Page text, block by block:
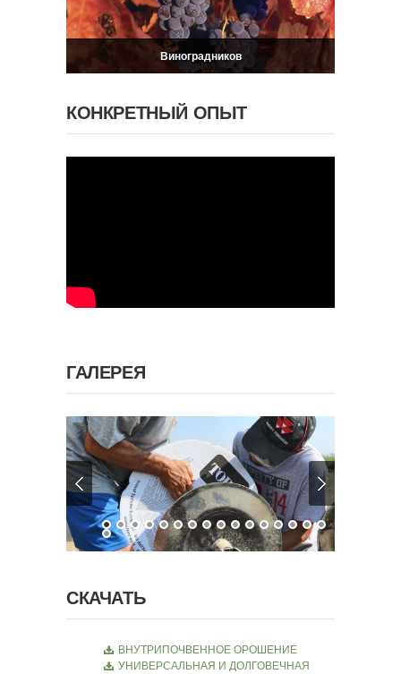
Bиноградников
КОНКРЕТНЫЙ ОПЫТ
ГАЛЕРЕЯ
СКАЧАТЬ
ВНУТРИПОЧВЕННОЕ ОРОШЕНИЕ
УНИВЕРСАЛЬНАЯ И ДОЛГОВЕЧНАЯ